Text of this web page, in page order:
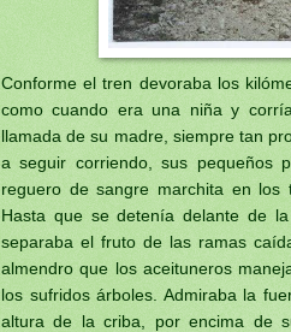
Conforme el tren devoraba los
como cuando era una niña y
llamada de su madre, siempre tan
a seguir corriendo, sus pequeños
reguero de sangre marchita en los
Hasta que se detenía delante de
separaba el fruto de las ramas
almendro que los aceituneros
los sufridos árboles. Admiraba la
altura de la criba, por encima de